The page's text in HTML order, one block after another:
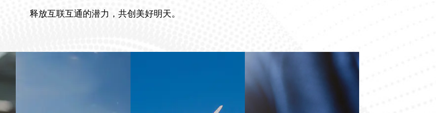
释放互联互通的潜力，共创美好明天。